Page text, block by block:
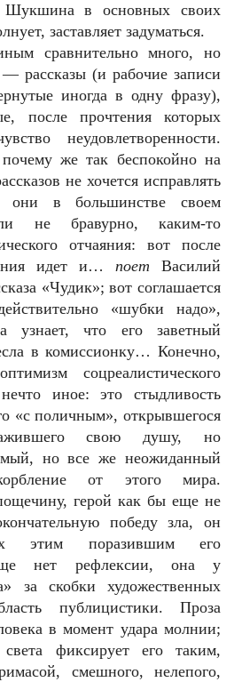
Шукшина в основных своих
заставляет задуматься.
сравнительно много, но
рассказы (и рабочие записи
иногда в одну фразу),
после прочтения которых
неудовлетворенности.
же так беспокойно на
не хочется исправлять
они в большинстве своем
не бравурно, каким-то
отчаяния: вот после
идет и… поет Василий
«Чудик»; вот соглашается
«шубки надо»,
узнает, что его заветный
в комиссионку… Конечно,
соцреалистического
иное: это стыдливость
«с поличным», открывшегося
свою душу, но
но все же неожиданный
от этого мира.
герой как бы еще не
победу зла, он
этим поразившим его
Еще нет рефлексии, она у
за скобки художественных
публицистики. Проза
в момент удара молнии;
фиксирует его таким,
смешного, нелепого,